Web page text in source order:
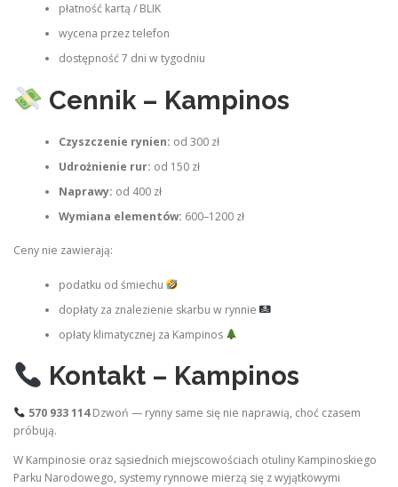
płatność kartą / BLIK
wycena przez telefon
dostępność 7 dni w tygodniu
Cennik – Kampinos
Czyszczenie rynien: od 300 zł
Udrożnienie rur: od 150 zł
Naprawy: od 400 zł
Wymiana elementów: 600–1200 zł
Ceny nie zawierają:
podatku od śmiechu
dopłaty za znalezienie skarbu w rynnie
opłaty klimatycznej za Kampinos
Kontakt – Kampinos
570 933 114Dzwoń — rynny same się nie naprawią, choć czasem
próbują.
W Kampinosie oraz sąsiednich miejscowościach otuliny Kampinoskiego
Parku Narodowego, systemy rynnowe mierzą się z wyjątkowymi